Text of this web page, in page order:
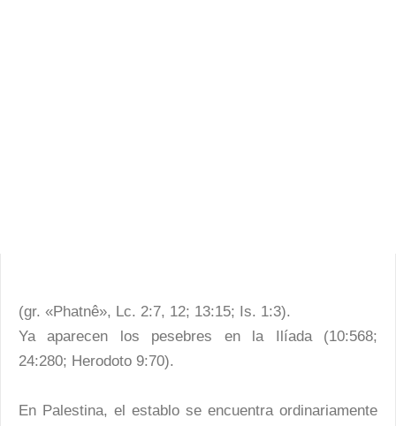
(gr. «Phatnê», Lc. 2:7, 12; 13:15; Is. 1:3).
Ya aparecen los pesebres en la Ilíada (10:568;
24:280; Herodoto 9:70).
En Palestina, el establo se encuentra ordinariamente